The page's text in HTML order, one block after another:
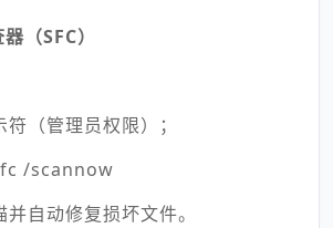
（SFC）
（管理员权限）；
/scannow
自动修复损坏文件。